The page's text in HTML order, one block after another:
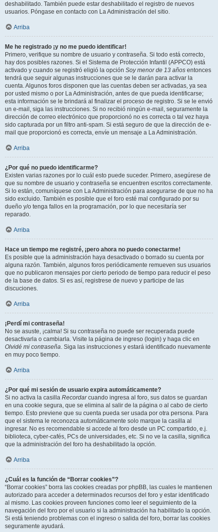
deshabilitado. También puede estar deshabilitado el registro de nuevos
usuarios. Póngase en contacto con La Administración del sitio.
Arriba
Me he registrado ¡y no me puedo identificar!
Primero, verifique su nombre de usuario y contraseña. Si todo está correcto,
hay dos posibles razones. Si el Sistema de Protección Infantil (APPCO) está
activado y cuando se registró eligió la opción Soy menor de 13 años entonces
tendrá que seguir algunas instrucciones que se le darán para activar la
cuenta. Algunos foros disponen que las cuentas deben ser activadas, ya sea
por usted mismo o por La Administración, antes de que pueda identificarse;
esta información se le brindará al finalizar el proceso de registro. Si se le envió
un e-mail, siga las instrucciones. Si no recibió ningún e-mail, seguramente la
dirección de correo electrónico que proporcionó no es correcta o tal vez haya
sido capturada por un filtro anti-spam. Si está seguro de que la dirección de e-
mail que proporcionó es correcta, envíe un mensaje a La Administración.
Arriba
¿Por qué no puedo identificarme?
Existen varias razones por lo cuál esto puede suceder. Primero, asegúrese de
que su nombre de usuario y contraseña se encuentren escritos correctamente.
Si lo están, comuníquese con La Administración para asegurarse de que no ha
sido excluido. También es posible que el foro esté mal configurado por su
dueño y/o tenga fallos en la programación, por lo que necesitaría ser
reparado.
Arriba
Hace un tiempo me registré, ¡pero ahora no puedo conectarme!
Es posible que la administración haya desactivado o borrado su cuenta por
alguna razón. También, algunos foros periódicamente remueven sus usuarios
que no publicaron mensajes por cierto periodo de tiempo para reducir el peso
de la base de datos. Si es así, registrese de nuevo y participe de las
discuciones.
Arriba
¡Perdí mi contraseña!
No se asuste, ¡calma! Si su contraseña no puede ser recuperada puede
desactivarla o cambiarla. Visite la página de ingreso (login) y haga clic en
Olvidé mi contraseña. Siga las instrucciones y estará identificado nuevamente
en muy poco tiempo.
Arriba
¿Por qué mi sesión de usuario expira automáticamente?
Si no activa la casilla Recordarcuando ingresa al foro, sus datos se guardan
en una cookie segura, que se elimina al salir de la página o al cabo de cierto
tiempo. Esto previene que su cuenta pueda ser usada por otra persona. Para
que el sistema le reconozca automáticamente solo marque la casilla al
ingresar. No es recomendable si accede al foro desde un PC compartido, e.j.
biblioteca, cyber-cafés, PCs de universidades, etc. Si no ve la casilla, significa
que la administración del foro ha deshabilitado la opción.
Arriba
¿Cuál es la función de “Borrar cookies”?
“Borrar cookies” borra las cookies creadas por phpBB, las cuales le mantienen
autorizado para acceder a determinados recursos del foro y estar identificado
al mismo. Las cookies proveen funciones como leer el seguimiento de la
navegación del foro por el usuario si la administración ha habilitado la opción.
Si está teniendo problemas con el ingreso o salida del foro, borrar las cookies
seguramente ayudará.